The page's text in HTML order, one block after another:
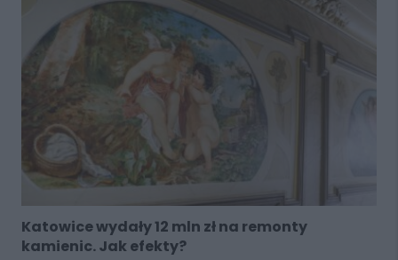
Katowice wydały 12 mln zł na remonty
kamienic. Jak efekty?